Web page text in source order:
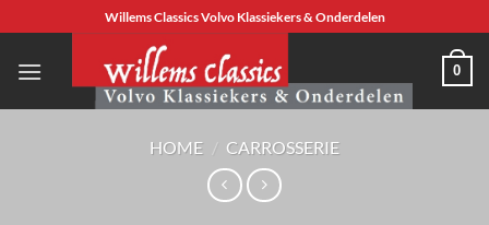
naar
inhoud
Willems Classics Volvo Klassiekers & Onderdelen
0
HOME / CARROSSERIE